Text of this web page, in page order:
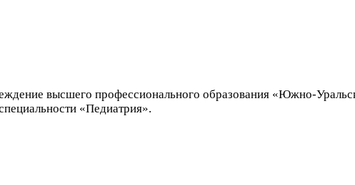
высшего профессионального образования «Южно-
«Педиатрия».